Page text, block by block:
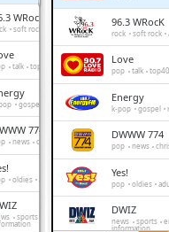
WRocK
soft rock adult contemporary
talk top40 adult contemporary
gospel religious hot ac opm
774
news christian
oldies adult contemporary
sports entertainment
96.3 WRocK
rock soft rock
Love
pop talk top40
Energy
k-pop gospel
DWWW 774
pop news
Yes!
pop oldies
DWIZ
news sports
information